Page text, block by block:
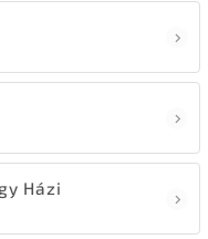
Házi